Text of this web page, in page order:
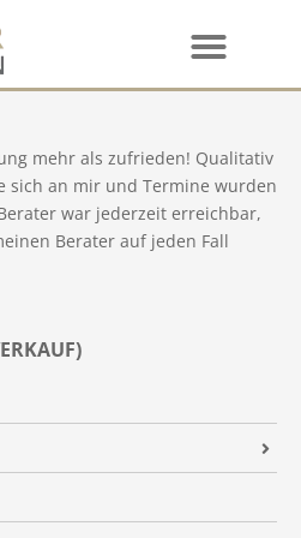
mehr als zufrieden! Qualitativ
sich an mir und Termine wurden
war jederzeit erreichbar,
Berater auf jeden Fall